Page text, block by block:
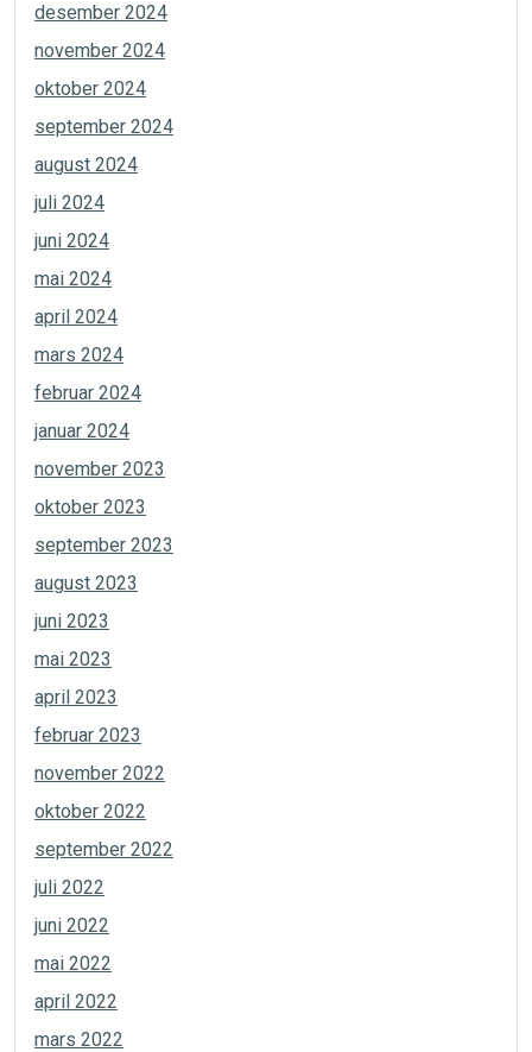
desember 2024
november 2024
oktober 2024
september 2024
august 2024
juli 2024
juni 2024
mai 2024
april 2024
mars 2024
februar 2024
januar 2024
november 2023
oktober 2023
september 2023
august 2023
juni 2023
mai 2023
april 2023
februar 2023
november 2022
oktober 2022
september 2022
juli 2022
juni 2022
mai 2022
april 2022
mars 2022